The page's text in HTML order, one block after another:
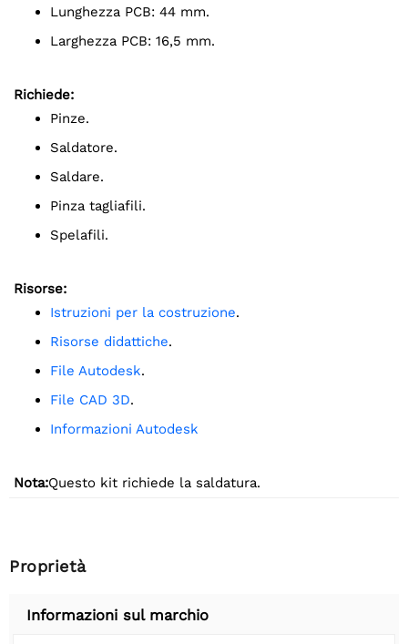
Lunghezza PCB: 44 mm.
Larghezza PCB: 16,5 mm.
Richiede:
Pinze.
Saldatore.
Saldare.
Pinza tagliafili.
Spelafili.
Risorse:
Istruzioni per la costruzione.
Risorse didattiche.
File Autodesk.
File CAD 3D.
Informazioni Autodesk
Nota:Questo kit richiede la saldatura.
Proprietà
Informazioni sul marchio